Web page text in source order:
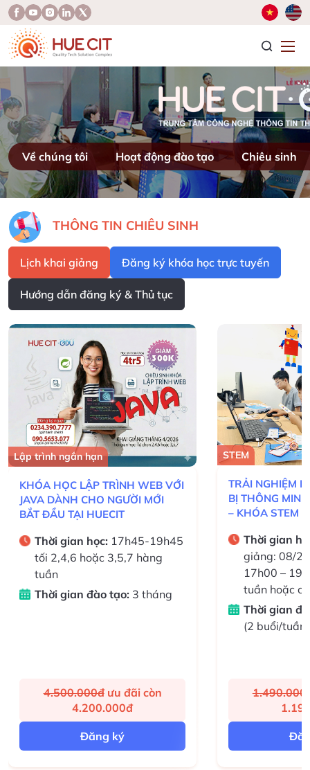
Về chúng tôi Hoạt động đào tạo Chiêu sinh
THÔNG TIN CHIÊU SINH
Lịch khai giảng Đăng ký khóa học trực tuyến
Hướng dẫn đăng ký & Thủ tục
STEM
TRẢI NGHIỆM LẬP TRÌNH THIẾT
BỊ THÔNG MINH VỚI HALOCODE
– KHÓA STEM DÀNH CHO HỌC
Thời gian học: Dự kiến khai
giảng: 08/2026 Lịch học:
17h00 – 19h00 (các tối trong
tuần hoặc cuối tuần)
1.490.000đưu đãi còn
1.192.000đ
Đăng ký
Thiết kế đồ họa
HUECIT CHIÊU
THIẾT KẾ ĐỒ
THÁNG)
Thời gian
giảng: 08/
19h30 các
3,5,7
Thời gian